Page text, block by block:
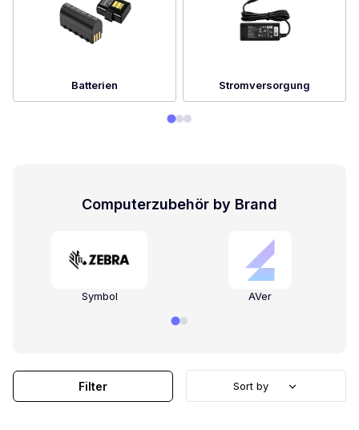
Batterien Stromversorgung
Computerzubehör by Brand
Symbol AVer
Filter Sort by